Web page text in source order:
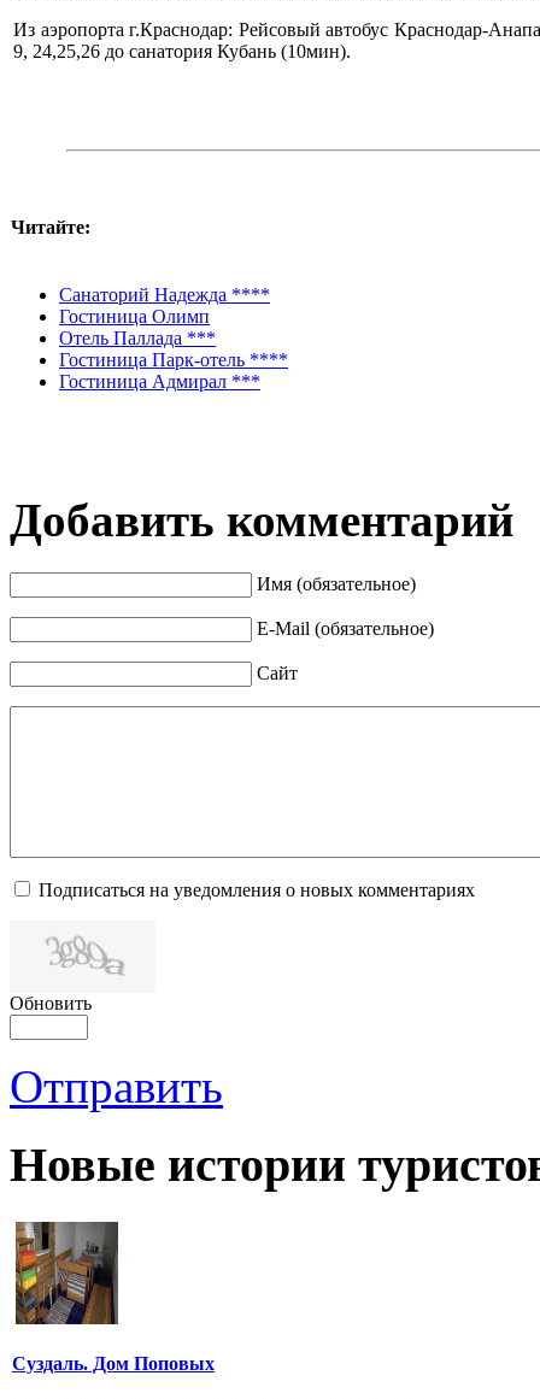
Из аэропорта г.Краснодар: Рейсовый автобус Краснодар-
9, 24,25,26 до санатория Кубань (10мин).
Читайте:
Санаторий Надежда ****
Гостиница Олимп
Отель Паллада ***
Гостиница Парк-отель ****
Гостиница Адмирал ***
Добавить комментарий
Имя (обязательное)
E-Mail (обязательное)
Сайт
Подписаться на уведомления о новых комментариях
Обновить
Отправить
Новые истории
Суздаль. Дом Поповых